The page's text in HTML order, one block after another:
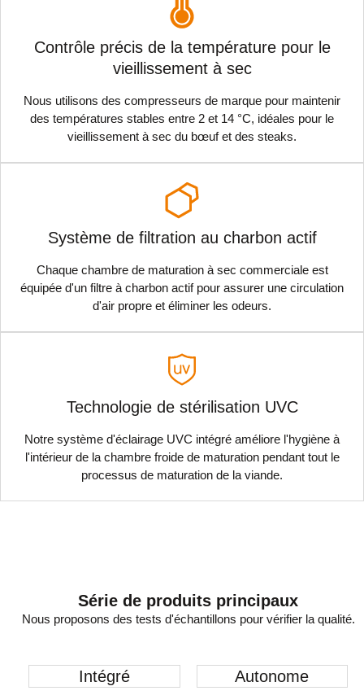
Contrôle précis de la température pour le
vieillissement à sec
Nous utilisons des compresseurs de marque pour maintenir
des températures stables entre 2 et 14 °C, idéales pour le
vieillissement à sec du bœuf et des steaks.
Système de filtration au charbon actif
Chaque chambre de maturation à sec commerciale est
équipée d'un filtre à charbon actif pour assurer une circulation
d'air propre et éliminer les odeurs.
Technologie de stérilisation UVC
Notre système d'éclairage UVC intégré améliore l'hygiène à
l'intérieur de la chambre froide de maturation pendant tout le
processus de maturation de la viande.
Série de produits principaux
Nous proposons des tests d'échantillons pour vérifier la qualité.
Intégré Autonome